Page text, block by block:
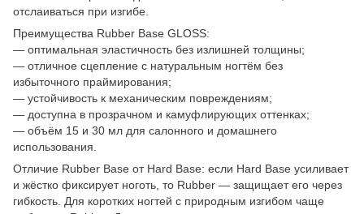
отслаиваться при изгибе.
Преимущества Rubber Base GLOSS:
— оптимальная эластичность без излишней толщины;
— отличное сцепление с натуральным ногтём без
избыточного праймирования;
— устойчивость к механическим повреждениям;
— доступна в прозрачном и камуфлирующих оттенках;
— объём 15 и 30 мл для салонного и домашнего
использования.
Отличие Rubber Base от Hard Base: если Hard Base усиливает
и жёстко фиксирует ноготь, то Rubber — защищает его через
гибкость. Для коротких ногтей с природным изгибом чаще